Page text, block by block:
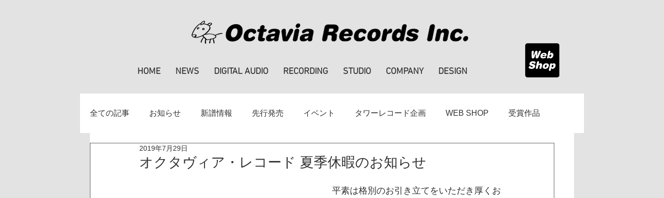
HOME NEWS DIGITAL AUDIO RECORDING STUDIO COMPANY DESIGN
全ての記事 お知らせ 新譜情報 先行発売 イベント タワーレコード企画 WEB SHOP 受賞作品
掲載情報 楽譜
オクタヴィア・レコード 夏季休暇のお知らせ
2019年7月29日
平素は格別のお引き立てをいただき厚くお